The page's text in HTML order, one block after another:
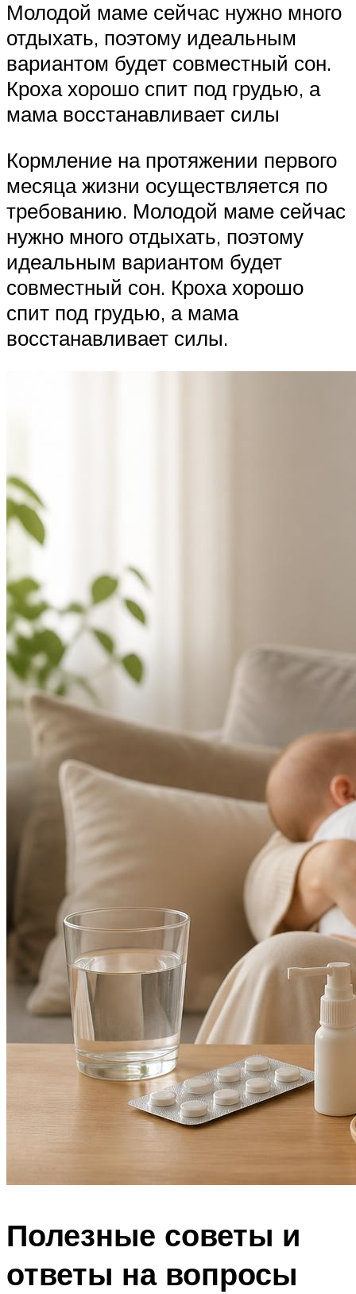
Молодой маме сейчас нужно много
отдыхать, поэтому идеальным
вариантом будет совместный сон.
Кроха хорошо спит под грудью, а
мама восстанавливает силы
Кормление на протяжении первого
месяца жизни осуществляется по
требованию. Молодой маме сейчас
нужно много отдыхать, поэтому
идеальным вариантом будет
совместный сон. Кроха хорошо
спит под грудью, а мама
восстанавливает силы.
Полезные советы и
ответы на вопросы